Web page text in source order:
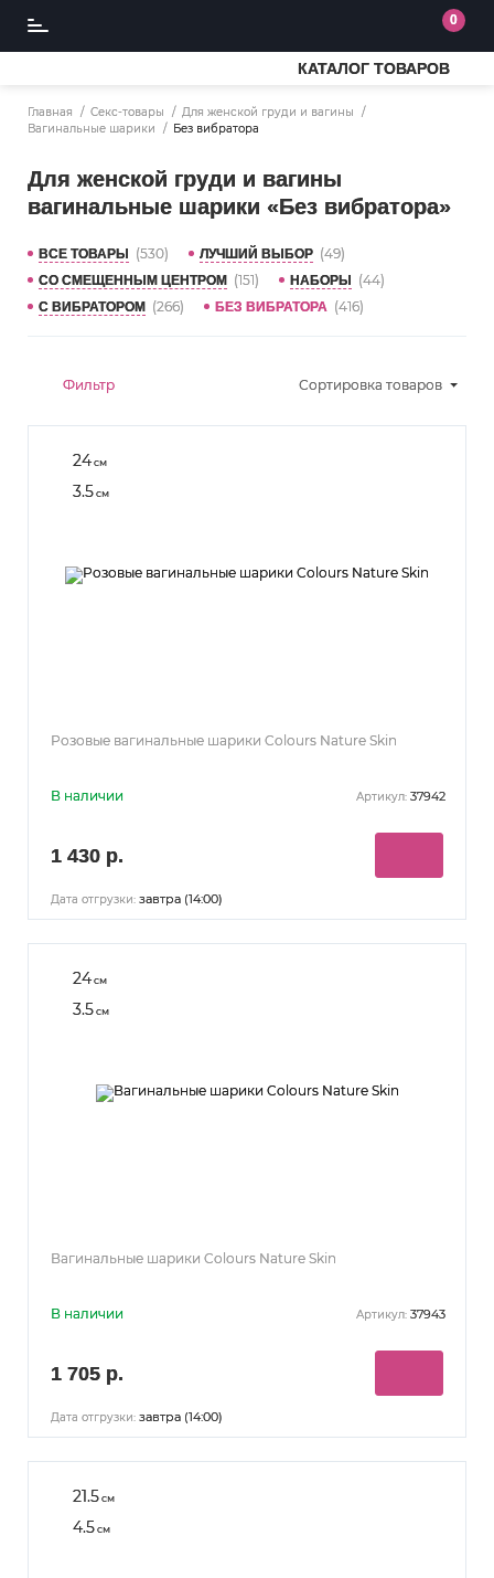
0
КАТАЛОГ ТОВАРОВ
Главная Секс-товары
Для женской груди и вагины
Вагинальные шарики
Без вибратора
Для женской груди и вагины
вагинальные шарики «Без вибратора»
ВСЕ ТОВАРЫ (530) ЛУЧШИЙ ВЫБОР (49)
СО СМЕЩЕННЫМ ЦЕНТРОМ (151) НАБОРЫ (44)
С ВИБРАТОРОМ (266) БЕЗ ВИБРАТОРА (416)
Фильтр Сортировка товаров
24см
3.5см
Розовые вагинальные шарики Colours Nature Skin
В наличии Артикул: 37942
1 430 р.
Дата отгрузки: завтра (14:00)
24см
3.5см
Вагинальные шарики Colours Nature Skin
В наличии Артикул: 37943
1 705 р.
Дата отгрузки: завтра (14:00)
21.5см
4.5см